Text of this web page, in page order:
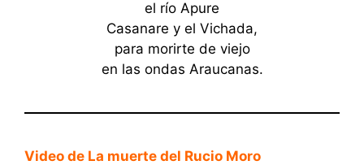
el río Apure
Casanare y el Vichada,
para morirte de viejo
en las ondas Araucanas.
Video de La muerte del Rucio Moro